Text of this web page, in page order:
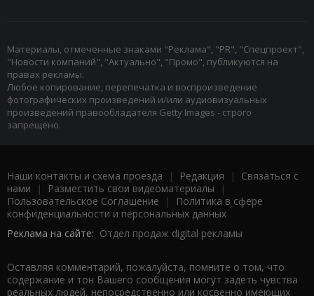
Материалы, отмеченные знаками "Реклама", "PR", "Спецпроект",
"Новости компаний", "Актуально", "Промо", публикуются на
правах рекламы.
Любое копирование, перепечатка и воспроизведение
фотографических произведений и/или аудиовизуальных
произведений правообладателя Getty Images - строго
запрещено.
Наши контакты и схема проезда | Редакция | Связаться с
нами | Разместить свои видеоматериалы |
Пользовательское Соглашение |
Политика в сфере
конфиденциальности и персональных данных
Реклама на сайте: Отдел продаж digital рекламы
Оставляя комментарий, пожалуйста, помните о том, что
содержание и тон Вашего сообщения могут задеть чувства
реальных людей, непосредственно или косвенно имеющих